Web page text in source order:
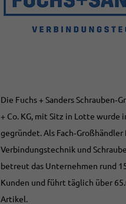
Die Fuchs + Sanders
+ Co. KG, mit Sitz in Lotte wurde
gegründet. Als Fach‑Großhändler
Verbindungstechnik und
betreut das Unternehmen rund
Kunden und führt täglich über
Artikel.